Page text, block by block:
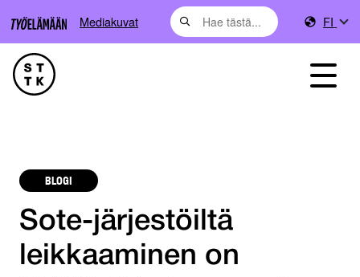
Mediakuvat FI
BLOGI
Sote-järjestöiltä
leikkaaminen on